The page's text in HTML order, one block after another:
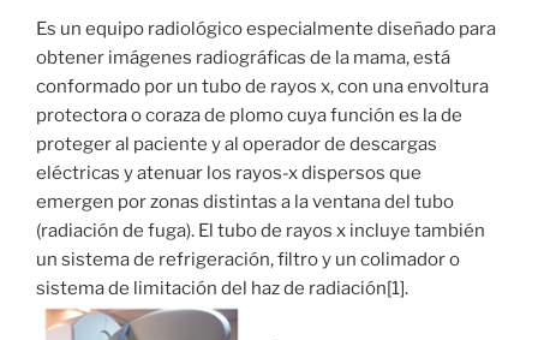
Es un equipo radiológico especialmente diseñado para
obtener imágenes radiográficas de la mama, está
conformado por un tubo de rayos x, con una envoltura
protectora o coraza de plomo cuya función es la de
proteger al paciente y al operador de descargas
eléctricas y atenuar los rayos-x dispersos que
emergen por zonas distintas a la ventana del tubo
(radiación de fuga). El tubo de rayos x incluye también
un sistema de refrigeración, filtro y un colimador o
sistema de limitación del haz de radiación[1].